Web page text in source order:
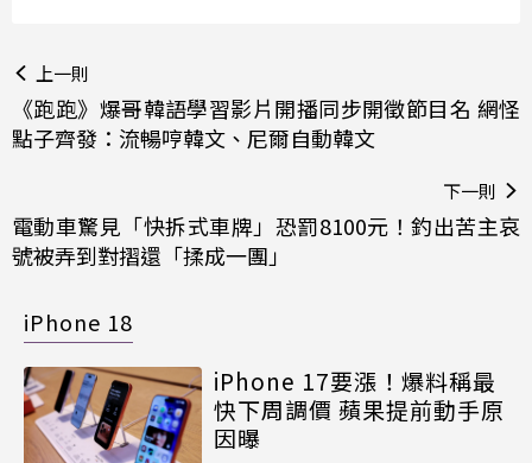
上一則
《跑跑》爆哥韓語學習影片開播同步開徵節目名 網怪
點子齊發：流暢哼韓文、尼爾自動韓文
下一則
電動車驚見「快拆式車牌」恐罰8100元！釣出苦主哀
號被弄到對摺還「揉成一團」
iPhone 18
iPhone 17要漲！爆料稱最
快下周調價 蘋果提前動手原
因曝